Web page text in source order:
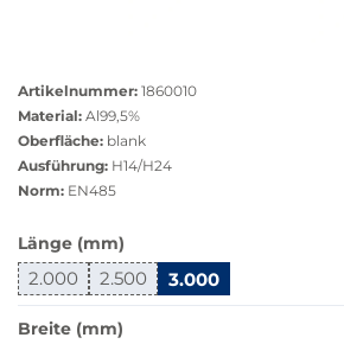
anzeigen
Artikelnummer: 1860010
Material: Al99,5%
Oberfläche: blank
Ausführung: H14/H24
Norm: EN485
Das
Produkt
ist
in
dieser
Länge (mm)
2.000 2.500 3.000
Breite (mm)